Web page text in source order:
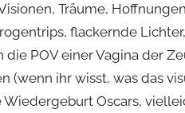
Träume,
flackernde
POV einer Vagina der
(wenn ihr wisst, was das
Oscars,